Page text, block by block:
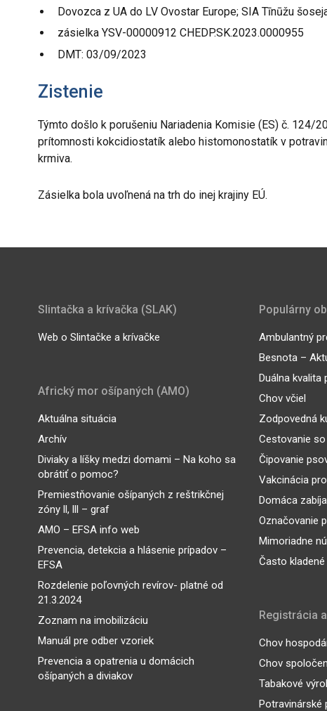
Dovozca z UA do LV Ovostar Europe; SIA Tīnūžu
zásielka YSV-00000912 CHEDP.SK.2023.0000955
DMT: 03/09/2023
Zistenie
Týmto došlo k porušeniu Nariadenia Komisie (ES) č. 124/
prítomnosti kokcidiostatík alebo histomonostatík v
krmiva.
Zásielka bola uvoľnená na trh do inej krajiny EÚ.
Slintačka a krívačka (SLAK)
Web o Slintačke a krívačke
Africký mor ošípaných (AMO)
Aktuálna situácia
Archív
Diviaky a líšky medzi domami – Na koho sa
obrátiť o pomoc?
Premiestňovanie ošípaných z reštrikčnej
zóny ll, lll – graf
AMO – EFSA info web
Prevencia, detekcia a hlásenie prípadov –
EFSA
Rozdelenie poľovných revírov- platné od
21.3.2024
Zoznam na imobilizáciu
Manuál pre odber vzoriek
Prevencia a opatrenia u domácich
ošípaných a diviakov
Populárny
Ambulantný
Besnota –
Duálna kvalita
Chov včiel
Zodpovedná
Cestovanie
Čipovanie
Vakcinácia
Domáca
Označovanie
Mimoriadne
Často
Registrácia
Chov
Chov
Tabakové
Potravinárské